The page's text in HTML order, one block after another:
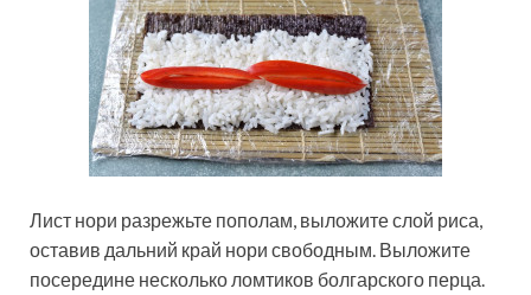
Лист нори разрежьте пополам, выложите слой риса,
оставив дальний край нори свободным. Выложите
посередине несколько ломтиков болгарского перца.